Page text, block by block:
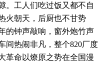
。工人们吃过饭又都不自
火朝天，后厨也不甘势
的钟声敲响，窗外炮竹声
间热闹非凡，整个820厂度
革命以燎原之势在全国漫